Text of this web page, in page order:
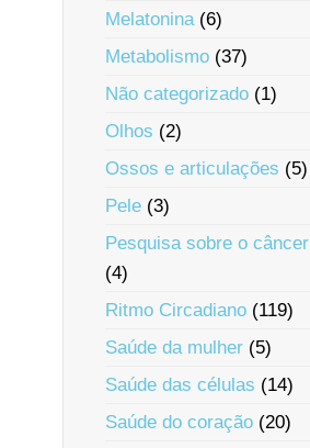
Melatonina(6)
Metabolismo (37)
Não categorizado (1)
Olhos (2)
Ossos e articulações (5)
Pele (3)
Pesquisa sobre o câncer
(4)
Ritmo Circadiano (119)
Saúde da mulher (5)
Saúde das células (14)
Saúde do coração (20)